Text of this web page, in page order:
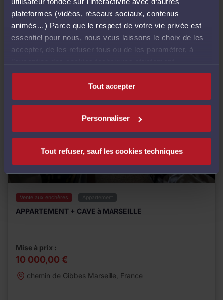
utilisateur fondée sur l’interactivité avec d’autres
plateformes (vidéos, réseaux sociaux, contenus
animés…) Parce que le respect de votre vie privée est
essentiel pour nous, nous vous laissons le choix de les
accepter, de les refuser tous ou de les paramétrer, à
nécessaires au fonctionnement du site.
Tout accepter
Personnaliser
Tout refuser, sauf les cookies techniques
Vente aux enchères Appartement
APPARTEMENT + CAVE à MARSEILLE
Mise à prix :
10 000,00 €
chemin de Gibbes Marseille, France